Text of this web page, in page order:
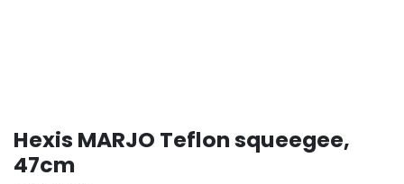
Hexis MARJO Teflon squeegee,
47cm